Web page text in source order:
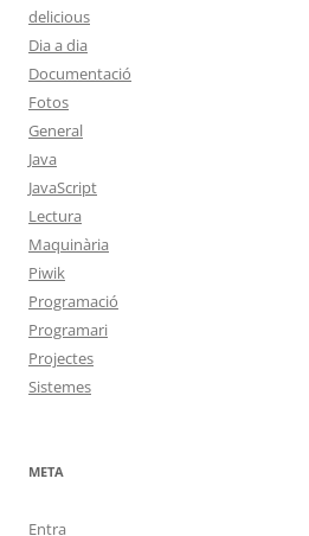
delicious
Dia a dia
Documentació
Fotos
General
Java
JavaScript
Lectura
Maquinària
Piwik
Programació
Programari
Projectes
Sistemes
META
Entra